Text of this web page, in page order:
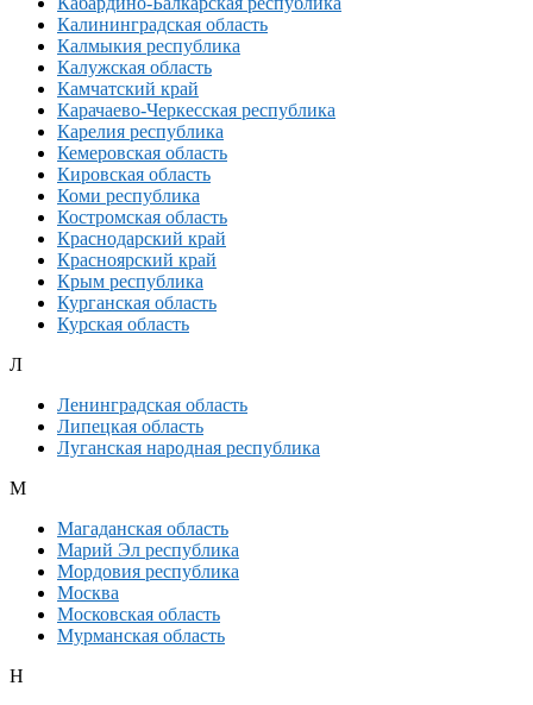
Калининградская область
Калмыкия республика
Калужская область
Камчатский край
Карачаево-Черкесская республика
Карелия республика
Кемеровская область
Кировская область
Коми республика
Костромская область
Краснодарский край
Красноярский край
Крым республика
Курганская область
Курская область
Л
Ленинградская область
Липецкая область
Луганская народная республика
М
Магаданская область
Марий Эл республика
Мордовия республика
Москва
Московская область
Мурманская область
Н